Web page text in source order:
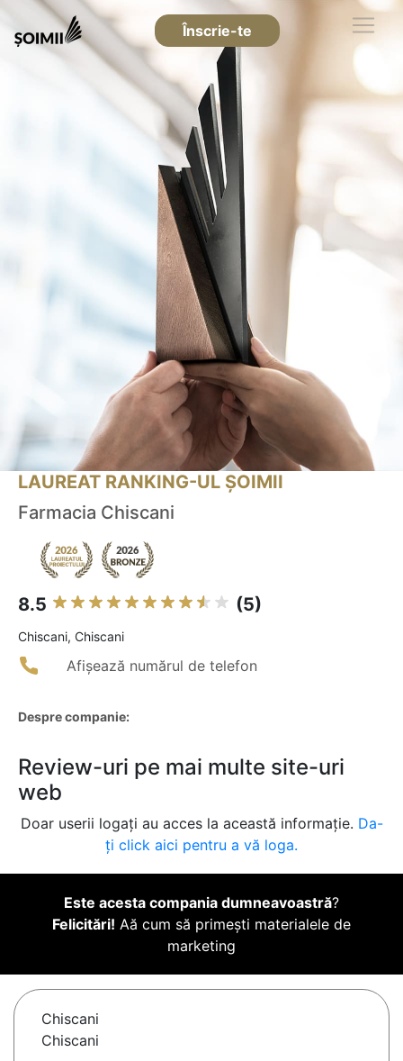
Înscrie-te
LAUREAT RANKING-UL ȘOIMII
Farmacia Chiscani
8.5 (5)
Chiscani, Chiscani
Afișează numărul de telefon
Despre companie:
Review-uri pe mai multe site-uri
web
Doar userii logați au acces la această informație. Da-
ți click aici pentru a vă loga.
Este acesta compania dumneavoastră?
Felicitări! Aă cum să primești materialele de
marketing
Chiscani
Chiscani